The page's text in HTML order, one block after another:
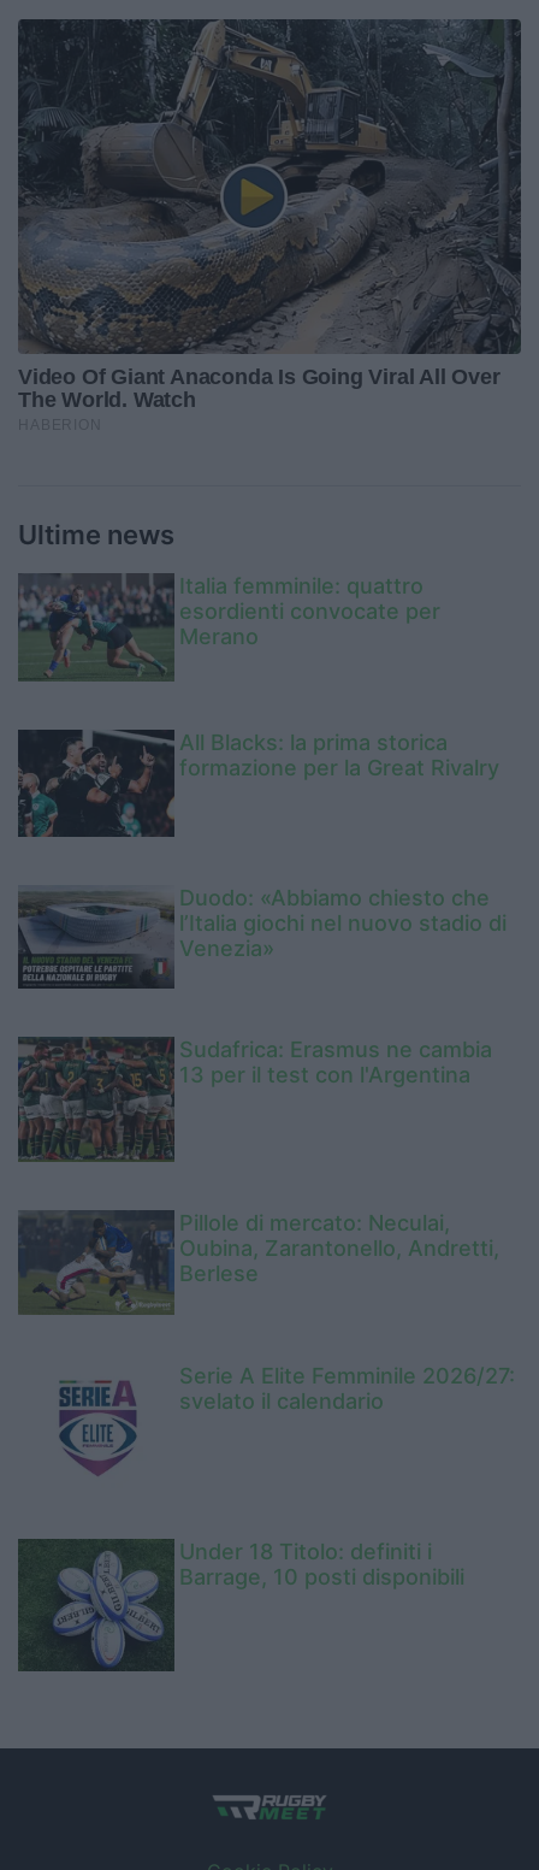
Ultime news
Italia femminile: quattro
esordienti convocate per
Merano
All Blacks: la prima storica
formazione per la Great Rivalry
Duodo: «Abbiamo chiesto che
l’Italia giochi nel nuovo stadio di
Venezia»
Sudafrica: Erasmus ne cambia
13 per il test con l'Argentina
Pillole di mercato: Neculai,
Oubina, Zarantonello, Andretti,
Berlese
Serie A Elite Femminile 2026/27:
svelato il calendario
Under 18 Titolo: definiti i
Barrage, 10 posti disponibili